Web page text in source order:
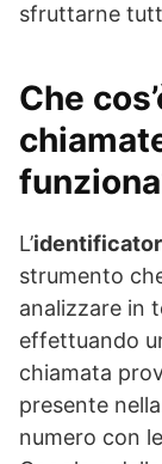
sfruttarne
Che
L’
strumento
analizzare in
effettuando
chiamata
presente
numero con